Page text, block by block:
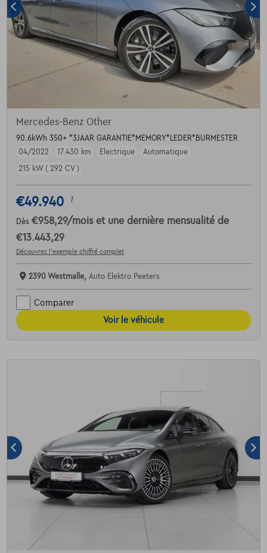
Mercedes-Benz Other
90.6kWh 350+ *3JAAR GARANTIE*MEMORY*LEDER*BURMESTER
04/2022
17.430 km Electrique
Automatique
215 kW ( 292 CV )
€49.940 1
Dès €958,29/mois et une dernière mensualité de
€13.443,29
Découvrez l’exemple chiffré complet
2390 Westmalle, Auto Elektro Peeters
Comparer
Voir le véhicule